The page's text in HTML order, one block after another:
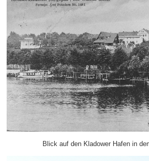
Blick auf den Kladower Hafen in